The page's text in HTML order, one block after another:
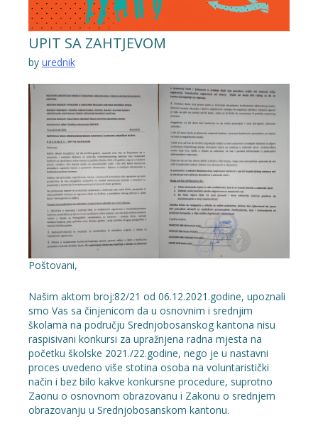
UPIT SA ZAHTJEVOM
by urednik
Poštovani,
Našim aktom broj:82/21 od 06.12.2021.godine, upoznali
smo Vas sa činjenicom da u osnovnim i srednjim
školama na području Srednjobosanskog kantona nisu
raspisivani konkursi za upražnjena radna mjesta na
početku školske 2021./22.godine, nego je u nastavni
proces uvedeno više stotina osoba na voluntaristički
način i bez bilo kakve konkursne procedure, suprotno
Zaonu o osnovnom obrazovanu i Zakonu o srednjem
obrazovanju u Srednjobosanskom kantonu.